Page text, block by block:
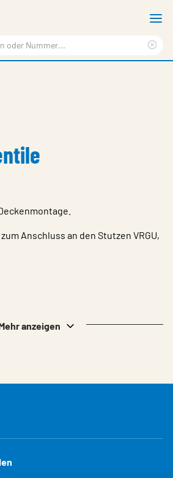
Anschluss an den Stutzen VRGU,
anzeigen